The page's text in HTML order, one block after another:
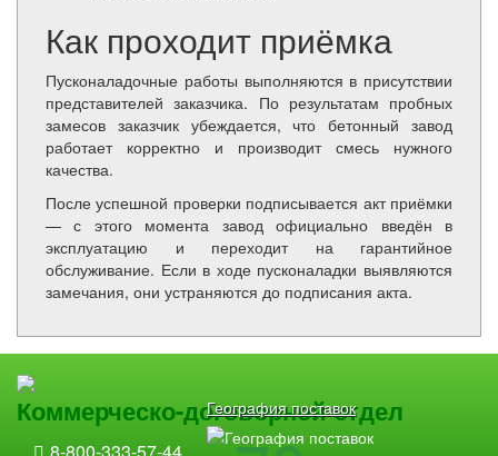
Как проходит приёмка
Пусконаладочные работы выполняются в присутствии
представителей заказчика. По результатам пробных
замесов заказчик убеждается, что бетонный завод
работает корректно и производит смесь нужного
качества.
После успешной проверки подписывается акт приёмки
— с этого момента завод официально введён в
эксплуатацию и переходит на гарантийное
обслуживание. Если в ходе пусконаладки выявляются
замечания, они устраняются до подписания акта.
География поставок
Коммерческо-договорной отдел